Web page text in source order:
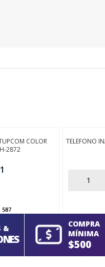
COLOR
2872
587
TELEFONO
AÑADIR
&
COMPRA
MÍNIMA
$500